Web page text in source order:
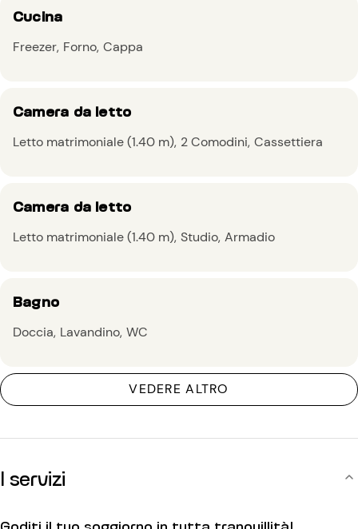
Cucina
Freezer Forno Cappa
Camera da letto
Letto matrimoniale (1.40 m) 2 Comodini Cassettiera
Camera da letto
Letto matrimoniale (1.40 m) Studio Armadio
Bagno
Doccia Lavandino WC
VEDERE ALTRO
I servizi
Goditi il tuo soggiorno in tutta tranquillità!